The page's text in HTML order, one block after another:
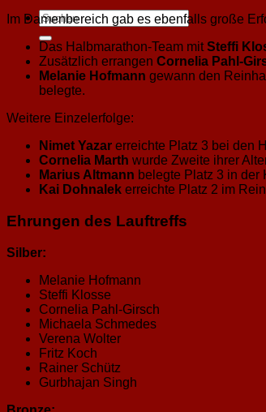
Im Damenbereich gab es ebenfalls große
Das Halbmarathon-Team mitSteffi
Zusätzlich errangen Cornelia Pahl-
Melanie Hofmann gewann den
belegte.
Weitere Einzelerfolge:
Nimet Yazar erreichte Platz 3 bei den
Cornelia Marth wurde Zweite ihrer
Marius Altmann belegte Platz 3 in der
Kai Dohnalek erreichte Platz 2 im
Ehrungen des Lauftreffs
Silber:
Melanie Hofmann
Steffi Klosse
Cornelia Pahl-Girsch
Michaela Schmedes
Verena Wolter
Fritz Koch
Rainer Schütz
Gurbhajan Singh